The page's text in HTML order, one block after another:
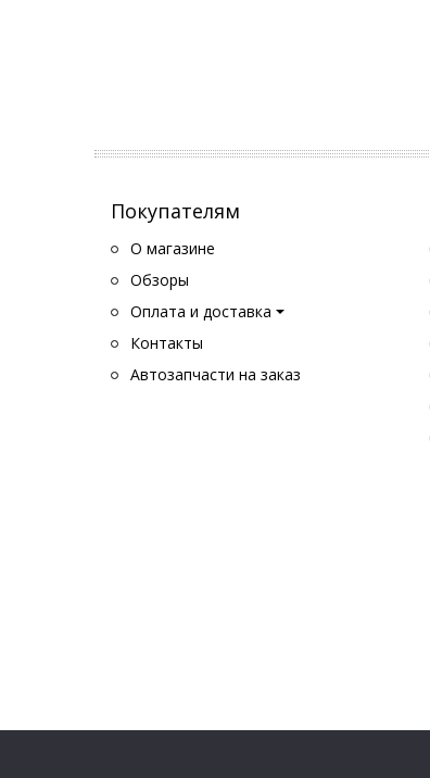
Покупателям
О магазине
Обзоры
Оплата и доставка
Контакты
Автозапчасти на заказ